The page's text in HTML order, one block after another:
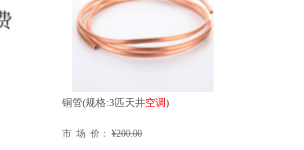
铜管(规格:3匹天井空调)
市 场 价： ¥200.00